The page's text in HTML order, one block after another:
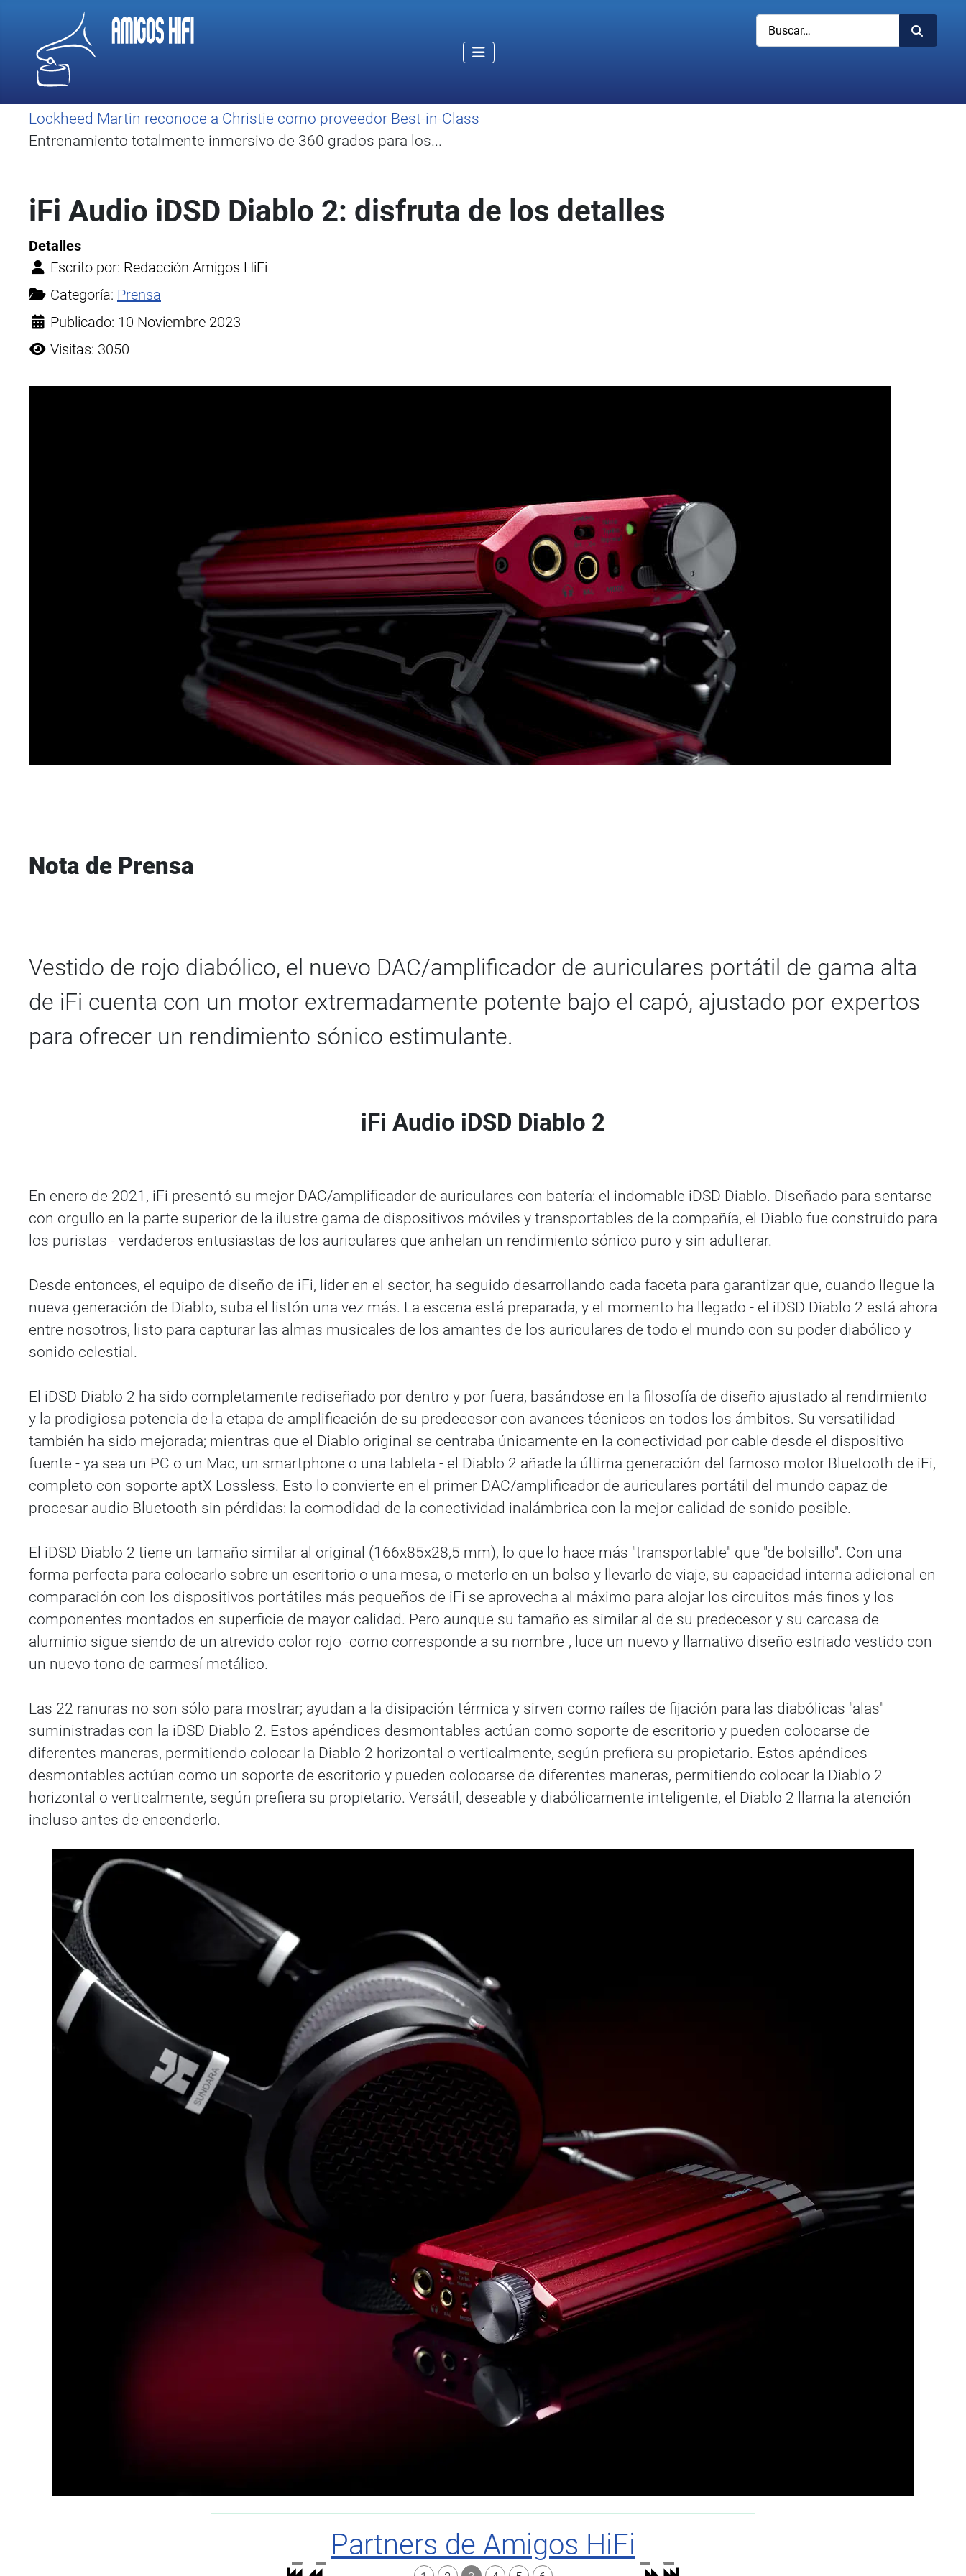
Buscar
Lockheed Martin reconoce a Christie como proveedor Best-in-Class
Entrenamiento totalmente inmersivo de 360 grados para los...
iFi Audio iDSD Diablo 2: disfruta de los detalles
Detalles
Escrito por: Redacción Amigos HiFi
Categoría: Prensa
Publicado: 10 Noviembre 2023
Visitas: 3050
Nota de Prensa
Vestido de rojo diabólico, el nuevo DAC/amplificador de auriculares portátil de gama alta
de iFi cuenta con un motor extremadamente potente bajo el capó, ajustado por expertos
para ofrecer un rendimiento sónico estimulante.
iFi Audio iDSD Diablo 2
En enero de 2021, iFi presentó su mejor DAC/amplificador de auriculares con batería: el indomable iDSD Diablo. Diseñado para sentarse
con orgullo en la parte superior de la ilustre gama de dispositivos móviles y transportables de la compañía, el Diablo fue construido para
los puristas - verdaderos entusiastas de los auriculares que anhelan un rendimiento sónico puro y sin adulterar.
Desde entonces, el equipo de diseño de iFi, líder en el sector, ha seguido desarrollando cada faceta para garantizar que, cuando llegue la
nueva generación de Diablo, suba el listón una vez más. La escena está preparada, y el momento ha llegado - el iDSD Diablo 2 está ahora
entre nosotros, listo para capturar las almas musicales de los amantes de los auriculares de todo el mundo con su poder diabólico y
sonido celestial.
El iDSD Diablo 2 ha sido completamente rediseñado por dentro y por fuera, basándose en la filosofía de diseño ajustado al rendimiento
y la prodigiosa potencia de la etapa de amplificación de su predecesor con avances técnicos en todos los ámbitos. Su versatilidad
también ha sido mejorada; mientras que el Diablo original se centraba únicamente en la conectividad por cable desde el dispositivo
fuente - ya sea un PC o un Mac, un smartphone o una tableta - el Diablo 2 añade la última generación del famoso motor Bluetooth de iFi,
completo con soporte aptX Lossless. Esto lo convierte en el primer DAC/amplificador de auriculares portátil del mundo capaz de
procesar audio Bluetooth sin pérdidas: la comodidad de la conectividad inalámbrica con la mejor calidad de sonido posible.
El iDSD Diablo 2 tiene un tamaño similar al original (166x85x28,5 mm), lo que lo hace más "transportable" que "de bolsillo". Con una
forma perfecta para colocarlo sobre un escritorio o una mesa, o meterlo en un bolso y llevarlo de viaje, su capacidad interna adicional en
comparación con los dispositivos portátiles más pequeños de iFi se aprovecha al máximo para alojar los circuitos más finos y los
componentes montados en superficie de mayor calidad. Pero aunque su tamaño es similar al de su predecesor y su carcasa de
aluminio sigue siendo de un atrevido color rojo -como corresponde a su nombre-, luce un nuevo y llamativo diseño estriado vestido con
un nuevo tono de carmesí metálico.
Las 22 ranuras no son sólo para mostrar; ayudan a la disipación térmica y sirven como raíles de fijación para las diabólicas "alas"
suministradas con la iDSD Diablo 2. Estos apéndices desmontables actúan como soporte de escritorio y pueden colocarse de
diferentes maneras, permitiendo colocar la Diablo 2 horizontal o verticalmente, según prefiera su propietario. Estos apéndices
desmontables actúan como un soporte de escritorio y pueden colocarse de diferentes maneras, permitiendo colocar la Diablo 2
horizontal o verticalmente, según prefiera su propietario. Versátil, deseable y diabólicamente inteligente, el Diablo 2 llama la atención
incluso antes de encenderlo.
Partners de Amigos HiFi